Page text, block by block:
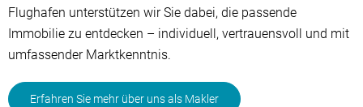
Flughafen unterstützen wir Sie dabei, die passende
Immobilie zu entdecken – individuell, vertrauensvoll und mit
umfassender Marktkenntnis.
Erfahren Sie mehr über uns als Makler